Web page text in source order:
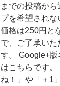
までの投稿か
プを希望され
価格は250円と
で、ご了承い
す。 Google+
はこちらです。
ね！」や「＋1